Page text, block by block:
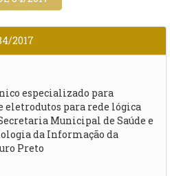
2017
especializado para
eletrodutos para rede lógica
Municipal de Saúde e
da Informação da
Preto​